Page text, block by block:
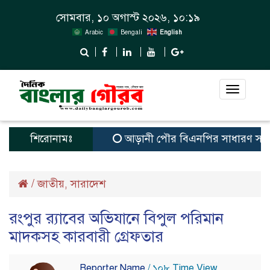
সোমবার, ১০ অগাস্ট ২০২৬, ১০:১৯
Arabic Bengali English
Toggle
শিরোনামঃ আড়ানী পৌর বিএনপির সাধারণ
/জাতীয়,সারাদেশ
রংপুর র‌্যাবের অভিযানে বিপুল পরিমান
মাদকসহ কারবারী গ্রেফতার